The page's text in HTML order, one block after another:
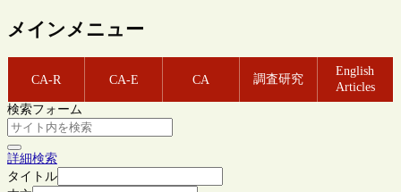
メインメニュー
CA-R CA-E CA 調査研究
English
Articles
検索フォーム
詳細検索
タイトル